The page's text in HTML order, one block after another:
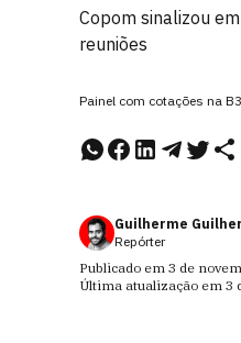
Copom sinalizou
reuniões
Painel com cotações na
Guilherme
Repórter
Publicado em 3 de
Última atualização em 3